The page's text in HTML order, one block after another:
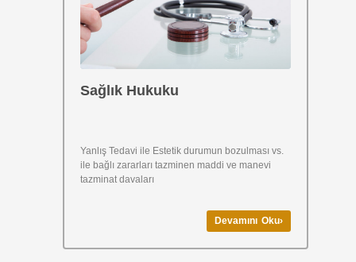
Sağlık Hukuku
Yanlış Tedavi ile Estetik durumun bozulması vs.
ile bağlı zararları tazminen maddi ve manevi
tazminat davaları
Devamını Oku›